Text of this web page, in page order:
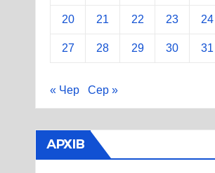
20 21 22 23 24
27 28 29 30 31
« Чер Сер »
АРХІВ